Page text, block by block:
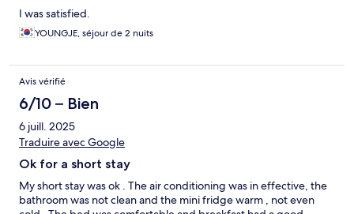
I was satisfied.
YOUNGJE, séjour de 2 nuits
Avis vérifié
6/10 – Bien
6 juill. 2025
Traduire avec Google
Ok for a short stay
My short stay was ok . The air conditioning was in effective, the
bathroom was not clean and the mini fridge warm , not even